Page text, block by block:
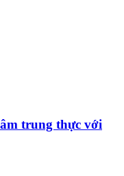
trung thực với